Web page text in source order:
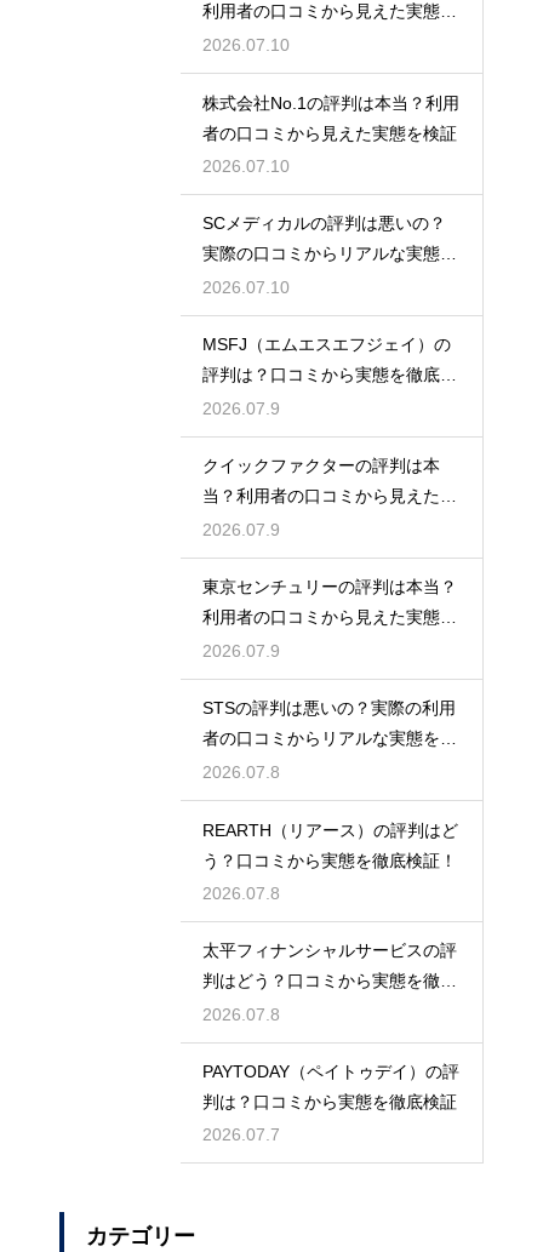
利用者の口コミから見えた実態を
検証
2026.07.10
株式会社No.1の評判は本当？利用
者の口コミから見えた実態を検証
2026.07.10
SCメディカルの評判は悪いの？
実際の口コミからリアルな実態を
検証
2026.07.10
MSFJ（エムエスエフジェイ）の
評判は？口コミから実態を徹底検
証
2026.07.9
クイックファクターの評判は本
当？利用者の口コミから見えた実
態検証
2026.07.9
東京センチュリーの評判は本当？
利用者の口コミから見えた実態を
検証
2026.07.9
STSの評判は悪いの？実際の利用
者の口コミからリアルな実態を徹
底検証
2026.07.8
REARTH（リアース）の評判はど
う？口コミから実態を徹底検証！
2026.07.8
太平フィナンシャルサービスの評
判はどう？口コミから実態を徹底
検証！
2026.07.8
PAYTODAY（ペイトゥデイ）の評
判は？口コミから実態を徹底検証
2026.07.7
カテゴリー